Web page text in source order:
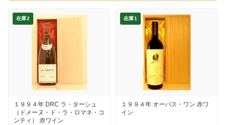
在庫2
１９９４年 DRC ラ・ターシュ
（ドメーヌ・ド・ラ・ロマネ・コ
ンティ） 赤ワイン
在庫1
１９９４年 オーパス・ワン 赤ワ
イン